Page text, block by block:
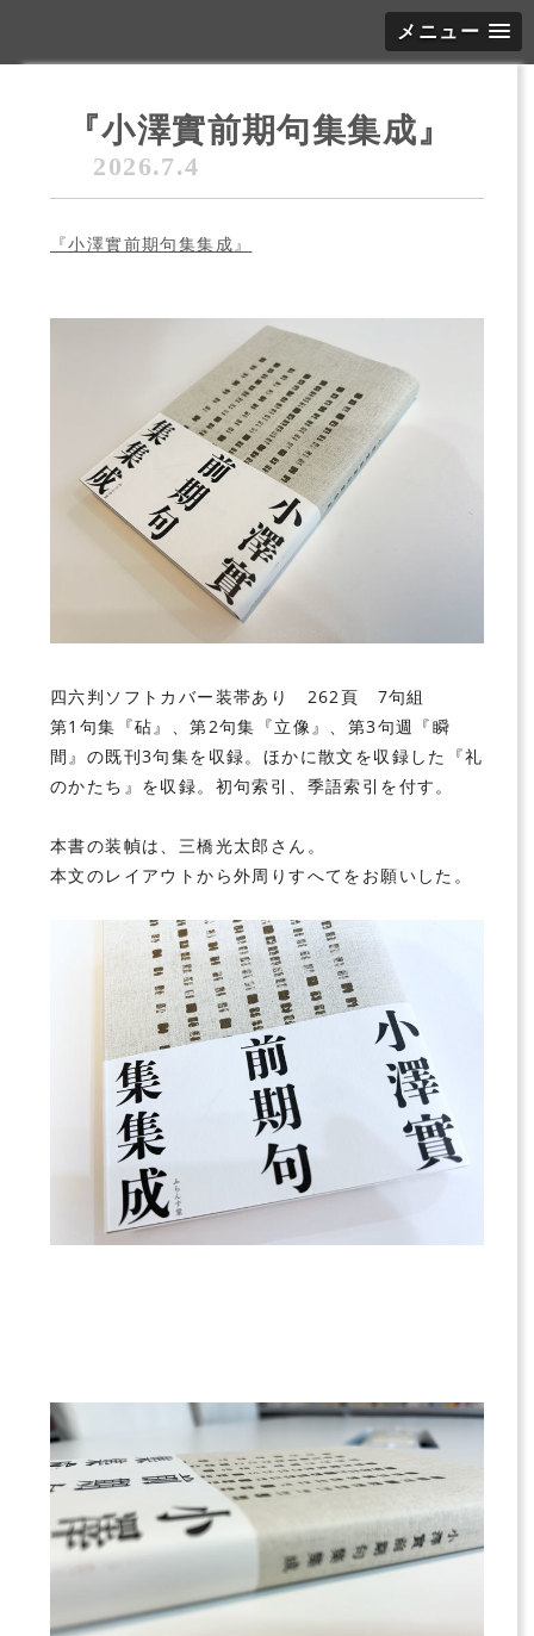
メニュー
『小澤實前期句集集成』
2026.7.4
『小澤實前期句集集成』
四六判ソフトカバー装帯あり 262頁 7句組
第1句集『砧』、第2句集『立像』、第3句週『瞬
間』の既刊3句集を収録。ほかに散文を収録した『礼
のかたち』を収録。初句索引、季語索引を付す。
本書の装幀は、 三橋光太郎 さん。
本文のレイアウトから外周りすへてをお願いした。